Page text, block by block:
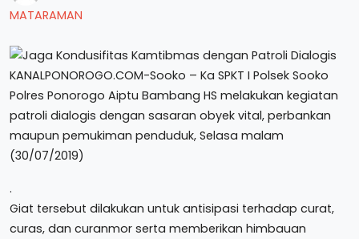
MATARAMAN
KANALPONOROGO.COM-Sooko – Ka SPKT I Polsek Sooko
Polres Ponorogo Aiptu Bambang HS melakukan kegiatan
patroli dialogis dengan sasaran obyek vital, perbankan
maupun pemukiman penduduk, Selasa malam
(30/07/2019)
.
Giat tersebut dilakukan untuk antisipasi terhadap curat,
curas, dan curanmor serta memberikan himbauan